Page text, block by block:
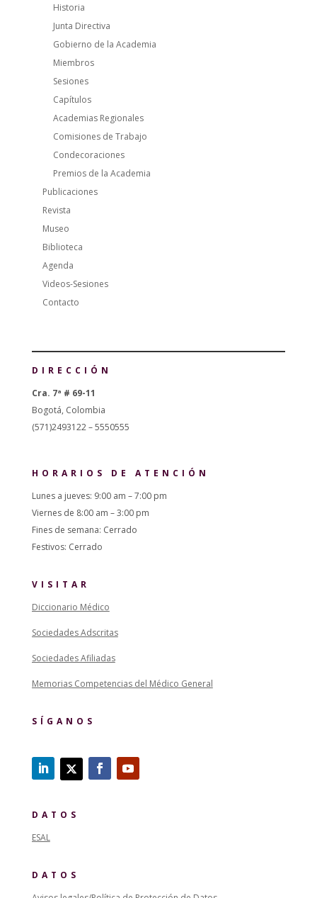
Historia
Junta Directiva
Gobierno de la Academia
Miembros
Sesiones
Capítulos
Academias Regionales
Comisiones de Trabajo
Condecoraciones
Premios de la Academia
Publicaciones
Revista
Museo
Biblioteca
Agenda
Videos-Sesiones
Contacto
DIRECCIÓN
Cra. 7ª # 69-11
Bogotá, Colombia
(571)2493122 – 5550555
HORARIOS DE ATENCIÓN
Lunes a jueves: 9:00 am – 7:00 pm
Viernes de 8:00 am – 3:00 pm
Fines de semana: Cerrado
Festivos: Cerrado
VISITAR
Diccionario Médico
Sociedades Adscritas
Sociedades Afiliadas
Memorias Competencias del Médico General
SÍGANOS
DATOS
ESAL
DATOS